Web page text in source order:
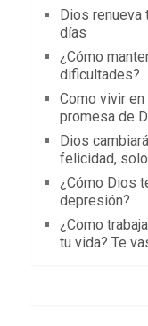
Dios
días
¿Cómo
dificultades?
Como vivir
promesa de
Dios
felicidad,
¿Cómo Dios
depresión?
¿Como
tu vida? Te